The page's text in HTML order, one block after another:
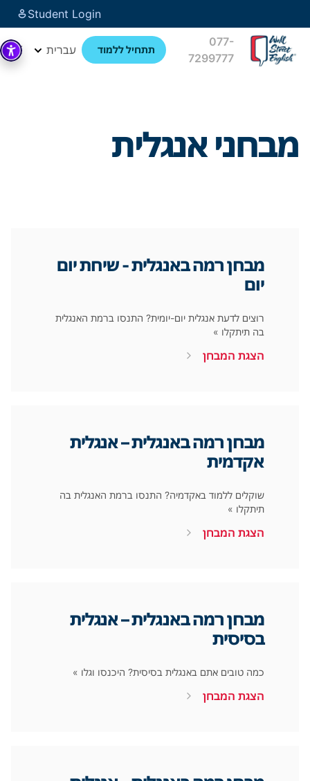
Student Login
077-
7299777
תתחיל ללמוד עברית
מבחני אנגלית
מבחן רמה באנגלית - שיחת יום
יום
רוצים לדעת אנגלית יום-יומית? התנסו ברמת האנגלית
בה תיתקלו »
הצגת המבחן
מבחן רמה באנגלית – אנגלית
אקדמית
שוקלים ללמוד באקדמיה? התנסו ברמת האנגלית בה
תיתקלו »
הצגת המבחן
מבחן רמה באנגלית – אנגלית
בסיסית
כמה טובים אתם באנגלית בסיסית? היכנסו וגלו »
הצגת המבחן